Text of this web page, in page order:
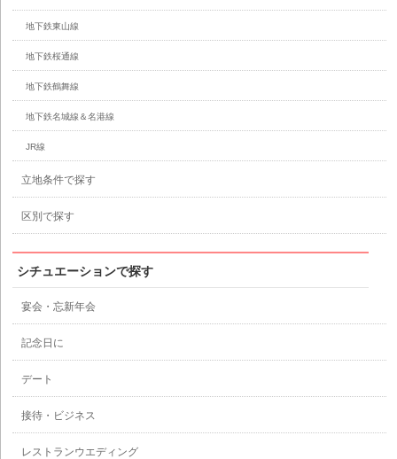
地下鉄東山線
地下鉄桜通線
地下鉄鶴舞線
地下鉄名城線＆名港線
JR線
立地条件で探す
区別で探す
シチュエーションで探す
宴会・忘新年会
記念日に
デート
接待・ビジネス
レストランウエディング